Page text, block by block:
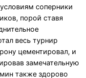
соперники
порой ставя
весь турнир
цементировал, и
замечательную
также здорово